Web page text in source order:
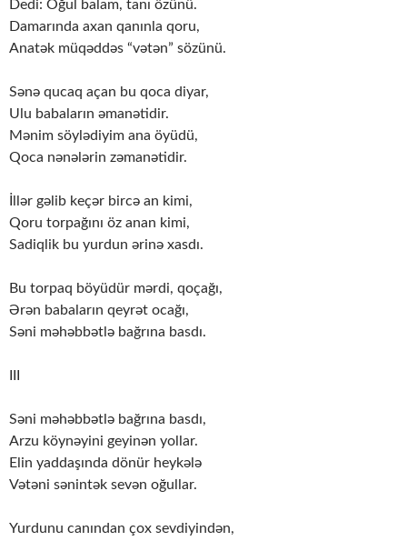
Dedi: Oğul balam, tanı özünü.
Damarında axan qanınla qoru,
Anatək müqəddəs “vətən” sözünü.
Sənə qucaq açan bu qoca diyar,
Ulu babaların əmanətidir.
Mənim söylədiyim ana öyüdü,
Qoca nənələrin zəmanətidir.
İllər gəlib keçər bircə an kimi,
Qoru torpağını öz anan kimi,
Sadiqlik bu yurdun ərinə xasdı.
Bu torpaq böyüdür mərdi, qoçağı,
Ərən babaların qeyrət ocağı,
Səni məhəbbətlə bağrına basdı.
Səni məhəbbətlə bağrına basdı,
Arzu köynəyini geyinən yollar.
Elin yaddaşında dönür heykələ
Vətəni sənintək sevən oğullar.
Yurdunu canından çox sevdiyindən,